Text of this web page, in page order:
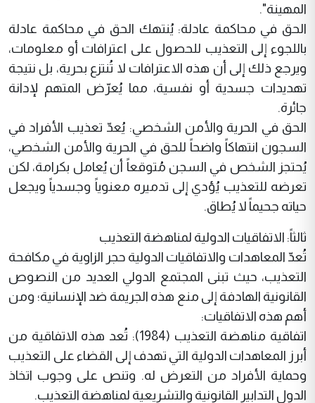
المهينة".
الحق في محاكمة عادلة: يُنتهك الحق في محاكمة عادلة
باللجوء إلى التعذيب للحصول على اعترافات أو معلومات،
ويرجع ذلك إلى أن هذه الاعترافات لا تُنتزع بحرية، بل نتيجة
تهديدات جسدية أو نفسية، مما يُعرّض المتهم لإدانة
جائرة.
الحق في الحرية والأمن الشخصي: يُعدّ تعذيب الأفراد في
السجون انتهاكاً واضحاً للحق في الحرية والأمن الشخصي،
يُحتجز الشخص في السجن مُتوقعاً أن يُعامل بكرامة، لكن
تعرضه للتعذيب يُؤدي إلى تدميره معنوياً وجسدياً ويجعل
حياته جحيماً لا يُطاق.
ثالثاً: الاتفاقيات الدولية لمناهضة التعذيب
تُعدّ المعاهدات والاتفاقيات الدولية حجر الزاوية في مكافحة
التعذيب، حيث تبنى المجتمع الدولي العديد من النصوص
القانونية الهادفة إلى منع هذه الجريمة ضد الإنسانية؛ ومن
أهم هذه الاتفاقيات:
اتفاقية مناهضة التعذيب (1984): تُعد هذه الاتفاقية من
أبرز المعاهدات الدولية التي تهدف إلى القضاء على التعذيب
وحماية الأفراد من التعرض له. وتنص على وجوب اتخاذ
الدول التدابير القانونية والتشريعية لمناهضة التعذيب.